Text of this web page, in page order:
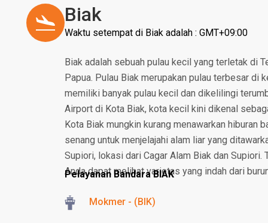
Biak
Waktu setempat di Biak adalah : GMT+09:00
Biak adalah sebuah pulau kecil yang terletak di
Papua. Pulau Biak merupakan pulau terbesar di
memiliki banyak pulau kecil dan dikelilingi
Airport di Kota Biak, kota kecil kini dikenal
Kota Biak mungkin kurang menawarkan hiburan
senang untuk menjelajahi alam liar yang
Supiori, lokasi dari Cagar Alam Biak dan Supiori.
Anda dapat melihat varietas yang indah dari
Pelayanan Bandara BIAK
Mokmer - (BIK)